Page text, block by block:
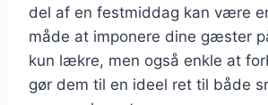
del af en festmiddag kan være
måde at imponere dine gæster
kun lækre, men også enkle at
gør dem til en ideel ret til både